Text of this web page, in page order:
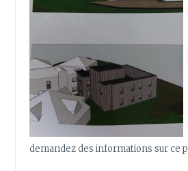
demandez des informations sur ce